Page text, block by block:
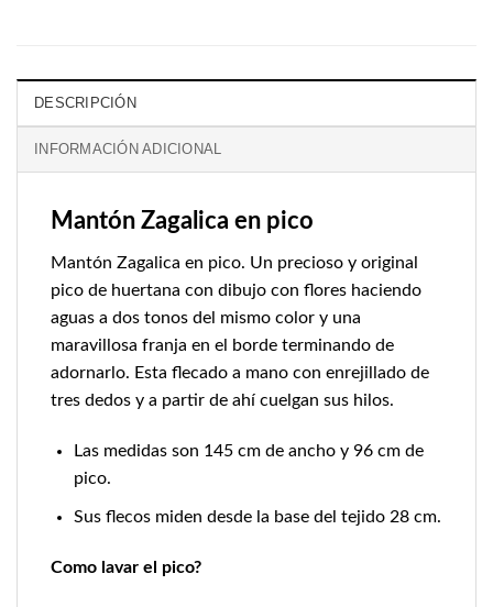
DESCRIPCIÓN
INFORMACIÓN ADICIONAL
Mantón Zagalica en pico
Mantón Zagalica en pico. Un precioso y original
pico de huertana con dibujo con flores haciendo
aguas a dos tonos del mismo color y una
maravillosa franja en el borde terminando de
adornarlo. Esta flecado a mano con enrejillado de
tres dedos y a partir de ahí cuelgan sus hilos.
Las medidas son 145 cm de ancho y 96 cm de
pico.
Sus flecos miden desde la base del tejido 28 cm.
Como lavar el pico?